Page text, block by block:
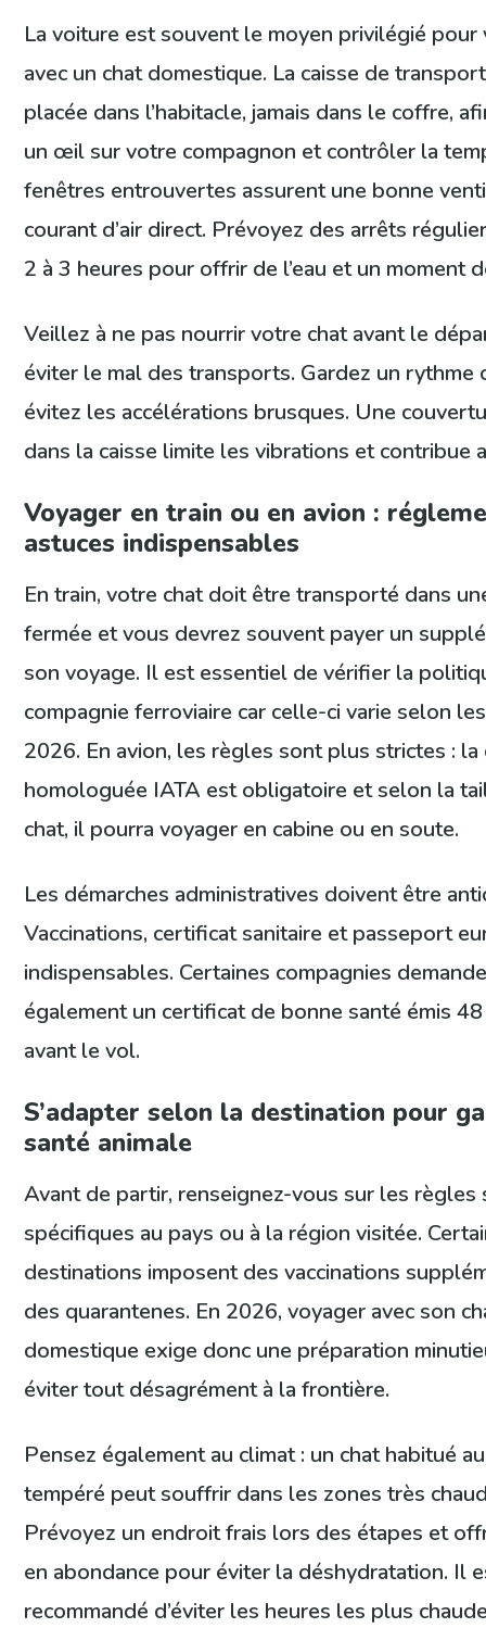
La voiture est souvent le moyen privilégié pour
avec un chat domestique. La caisse de
placée dans l’habitacle, jamais dans le coffre,
un œil sur votre compagnon et contrôler la
fenêtres entrouvertes assurent une bonne
courant d’air direct. Prévoyez des arrêts
2 à 3 heures pour offrir de l’eau et un moment
Veillez à ne pas nourrir votre chat avant le
éviter le mal des transports. Gardez un rythme
évitez les accélérations brusques. Une
dans la caisse limite les vibrations et contribue
Voyager en train ou en avion :
astuces indispensables
En train, votre chat doit être transporté dans
fermée et vous devrez souvent payer un
son voyage. Il est essentiel de vérifier la
compagnie ferroviaire car celle-ci varie selon
2026. En avion, les règles sont plus strictes : la
homologuée IATA est obligatoire et selon la
chat, il pourra voyager en cabine ou en soute.
Les démarches administratives doivent être
Vaccinations, certificat sanitaire et passeport
indispensables. Certaines compagnies
également un certificat de bonne santé émis
avant le vol.
S’adapter selon la destination pour
santé animale
Avant de partir, renseignez-vous sur les règles
spécifiques au pays ou à la région visitée.
destinations imposent des vaccinations
des quarantenes. En 2026, voyager avec son
domestique exige donc une préparation
éviter tout désagrément à la frontière.
Pensez également au climat : un chat habitué
tempéré peut souffrir dans les zones très
Prévoyez un endroit frais lors des étapes et
en abondance pour éviter la déshydratation. Il
recommandé d’éviter les heures les plus